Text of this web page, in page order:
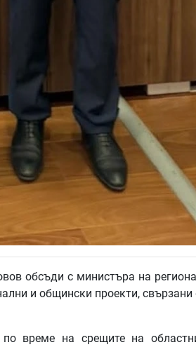
обсъди с министъра на
и общински проекти, свързани
време на срещите на